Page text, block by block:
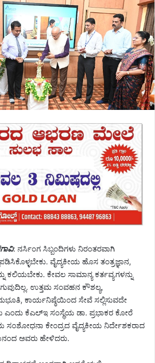
: ನರ್ಸಿಂಗ ಸಿಬ್ಬಂದಿಗಳು ನಿರಂತರವಾಗಿ
ವೈದ್ಯಕೀಯ ಹೊಸ ತಂತ್ರಜ್ಞಾನ,
ಕಲಿಯಬೇಕು. ಕೇವಲ ಸಾಮಾನ್ಯ ಕರ್ತವ್ಯಗಳನ್ನು
ಉತ್ತಮ ಸಂವಹನ ಕೌಶಲ್ಯ,
ಕಾರ್ಯನಿಷ್ಠೆಯಿಂದ ಸೇವೆ ಸಲ್ಲಿಸುವದೇ
ಎಂದು ಕೆಎಲ್‌ಇ ಸಂಸ್ಥೆಯ ಡಾ. ಪ್ರಭಾಕರ ಕೋರೆ
ಸಂಶೋಧನಾ ಕೇಂದ್ರದ ವೈದ್ಯಕೀಯ ನಿರ್ದೇಶಕರಾದ
ಅವರು ಹೇಳಿದರು.